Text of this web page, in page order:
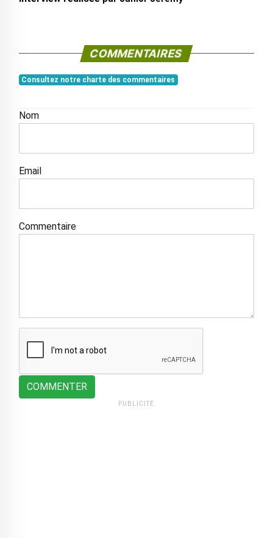
COMMENTAIRES
Consultez notre charte des commentaires
Nom
Email
Commentaire
COMMENTER
PUBLICITÉ